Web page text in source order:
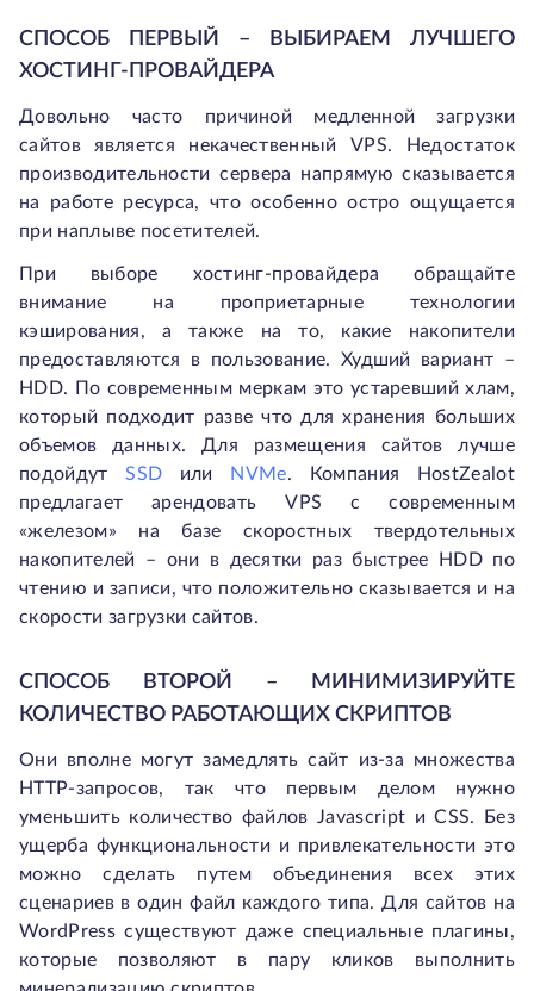
СПОСОБ ПЕРВЫЙ – ВЫБИРАЕМ ЛУЧШЕГО
ХОСТИНГ-ПРОВАЙДЕРА
Довольно часто причиной медленной загрузки
сайтов является некачественный VPS. Недостаток
производительности сервера напрямую сказывается
на работе ресурса, что особенно остро ощущается
при наплыве посетителей.
При выборе хостинг-провайдера обращайте
внимание на проприетарные технологии
кэширования, а также на то, какие накопители
предоставляются в пользование. Худший вариант –
HDD. По современным меркам это устаревший хлам,
который подходит разве что для хранения больших
объемов данных. Для размещения сайтов лучше
подойдутSSD или NVMe. Компания HostZealot
предлагает арендовать VPS с современным
«железом» на базе скоростных твердотельных
накопителей – они в десятки раз быстрее HDD по
чтению и записи, что положительно сказывается и на
скорости загрузки сайтов.
СПОСОБ ВТОРОЙ – МИНИМИЗИРУЙТЕ
КОЛИЧЕСТВО РАБОТАЮЩИХ СКРИПТОВ
Они вполне могут замедлять сайт из-за множества
HTTP-запросов, так что первым делом нужно
уменьшить количество файлов Javascript и CSS. Без
ущерба функциональности и привлекательности это
можно сделать путем объединения всех этих
сценариев в один файл каждого типа. Для сайтов на
WordPress существуют даже специальные плагины,
которые позволяют в пару кликов выполнить